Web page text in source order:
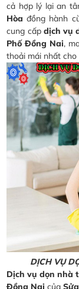
cả hợp lý lại an
Hòa đồng hành
cung cấp dịch vụ
Phố Đồng Nai,
thoải mái nhất cho
DỊCH VỤ
Dịch vụ dọn nhà